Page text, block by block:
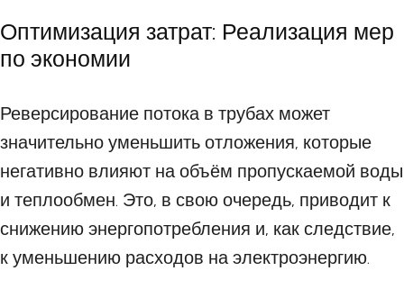
Оптимизация затрат: Реализация мер
по экономии
Реверсирование потока в трубах может
значительно уменьшить отложения, которые
негативно влияют на объём пропускаемой воды
и теплообмен. Это, в свою очередь, приводит к
снижению энергопотребления и, как следствие,
к уменьшению расходов на электроэнергию.